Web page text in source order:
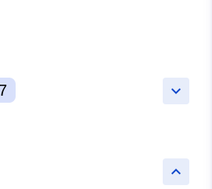
keyboard_arrow_down
7
keyboard_arrow_up